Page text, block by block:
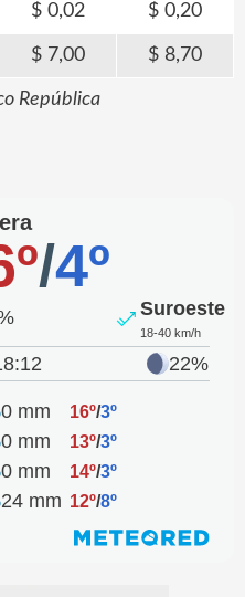
0,02 0,20
7,00 8,70
República
/4º
Suroeste
18-40 km/h
22%
0 mm 16º/3º
0 mm 13º/3º
0 mm 14º/3º
24 mm 12º/8º